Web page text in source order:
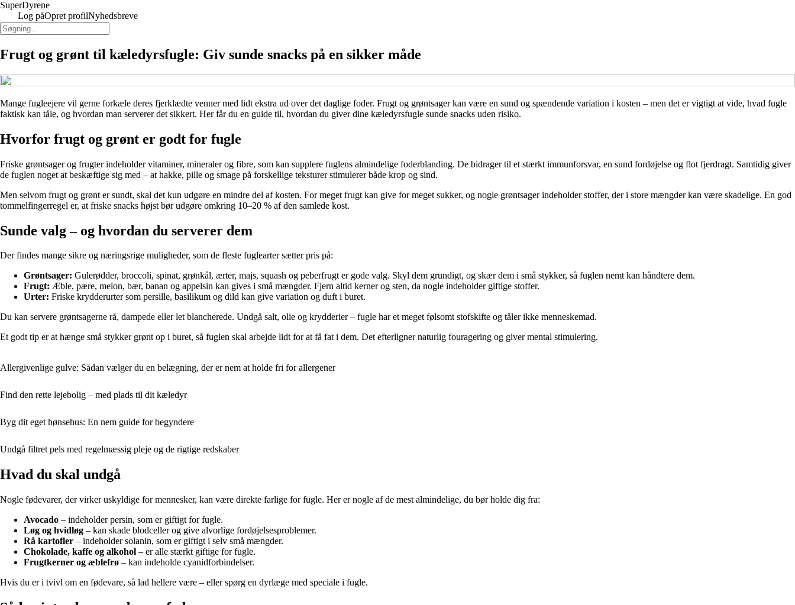
SuperDyrene
Log påOpret profilNyhedsbreve
Frugt og grønt til kæledyrsfugle: Giv sunde snacks på en sikker måde
Mange fugleejere vil gerne forkæle deres fjerklædte venner med lidt ekstra ud over det daglige foder. Frugt og grøntsager kan være en sund og spændende variation i kosten – men det er vigtigt at vide, hvad fugle
faktisk kan tåle, og hvordan man serverer det sikkert. Her får du en guide til, hvordan du giver dine kæledyrsfugle sunde snacks uden risiko.
Hvorfor frugt og grønt er godt for fugle
Friske grøntsager og frugter indeholder vitaminer, mineraler og fibre, som kan supplere fuglens almindelige foderblanding. De bidrager til et stærkt immunforsvar, en sund fordøjelse og flot fjerdragt. Samtidig giver
de fuglen noget at beskæftige sig med – at hakke, pille og smage på forskellige teksturer stimulerer både krop og sind.
Men selvom frugt og grønt er sundt, skal det kun udgøre en mindre del af kosten. For meget frugt kan give for meget sukker, og nogle grøntsager indeholder stoffer, der i store mængder kan være skadelige. En god
tommelfingerregel er, at friske snacks højst bør udgøre omkring 10–20 % af den samlede kost.
Sunde valg – og hvordan du serverer dem
Der findes mange sikre og næringsrige muligheder, som de fleste fuglearter sætter pris på:
Grøntsager: Gulerødder, broccoli, spinat, grønkål, ærter, majs, squash og peberfrugt er gode valg. Skyl dem grundigt, og skær dem i små stykker, så fuglen nemt kan håndtere dem.
Frugt: Æble, pære, melon, bær, banan og appelsin kan gives i små mængder. Fjern altid kerner og sten, da nogle indeholder giftige stoffer.
Urter: Friske krydderurter som persille, basilikum og dild kan give variation og duft i buret.
Du kan servere grøntsagerne rå, dampede eller let blancherede. Undgå salt, olie og krydderier – fugle har et meget følsomt stofskifte og tåler ikke menneskemad.
Et godt tip er at hænge små stykker grønt op i buret, så fuglen skal arbejde lidt for at få fat i dem. Det efterligner naturlig fouragering og giver mental stimulering.
Allergivenlige gulve: Sådan vælger du en belægning, der er nem at holde fri for allergener
Find den rette lejebolig – med plads til dit kæledyr
Byg dit eget hønsehus: En nem guide for begyndere
Undgå filtret pels med regelmæssig pleje og de rigtige redskaber
Hvad du skal undgå
Nogle fødevarer, der virker uskyldige for mennesker, kan være direkte farlige for fugle. Her er nogle af de mest almindelige, du bør holde dig fra:
Avocado – indeholder persin, som er giftigt for fugle.
Løg og hvidløg – kan skade blodceller og give alvorlige fordøjelsesproblemer.
Rå kartofler – indeholder solanin, som er giftigt i selv små mængder.
Chokolade, kaffe og alkohol – er alle stærkt giftige for fugle.
Frugtkerner og æblefrø – kan indeholde cyanidforbindelser.
Hvis du er i tvivl om en fødevare, så lad hellere være – eller spørg en dyrlæge med speciale i fugle.